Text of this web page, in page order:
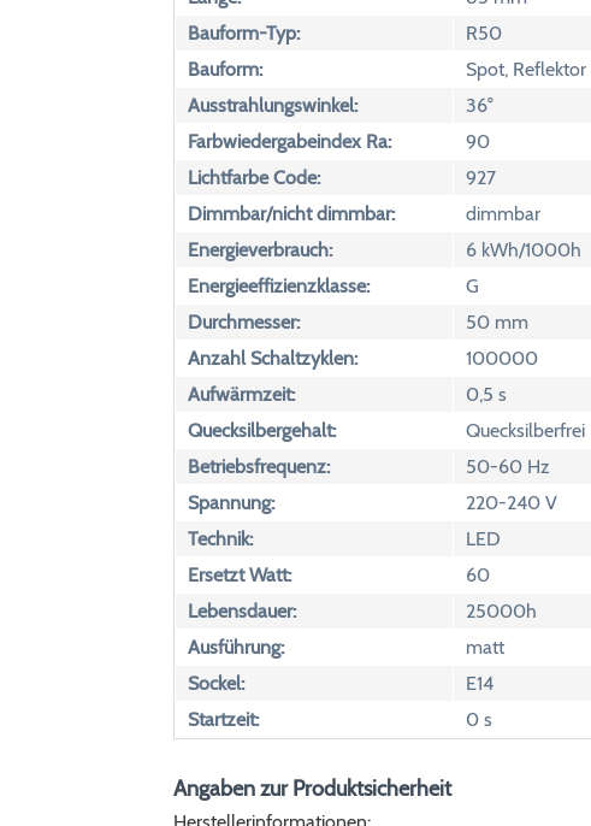
Bauform-Typ:
R50
Bauform:
Spot, Reflektor
Ausstrahlungswinkel:
36°
Farbwiedergabeindex Ra:
90
Lichtfarbe Code:
927
Dimmbar/nicht dimmbar:
dimmbar
Energieverbrauch:
6 kWh/1000h
Energieeffizienzklasse:
G
Durchmesser:
50 mm
Anzahl Schaltzyklen:
100000
Aufwärmzeit:
0,5 s
Quecksilbergehalt:
Quecksilberfrei
Betriebsfrequenz:
50-60 Hz
Spannung:
220-240 V
Technik:
LED
Ersetzt Watt:
60
Lebensdauer:
25000h
Ausführung:
matt
Sockel:
E14
Startzeit:
0 s
Angaben zur Produktsicherheit